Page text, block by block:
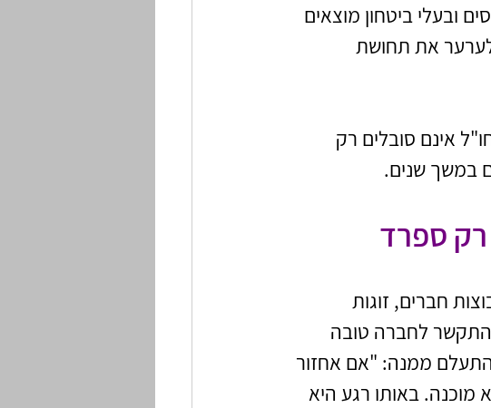
ובעלי ביטחון מוצאים
לערער את תחושת
אינם סובלים רק
במשך שנים.
רק ספרד
חברים, זוגות
לחברה טובה
ממנה: "אם אחזור
באותו רגע היא